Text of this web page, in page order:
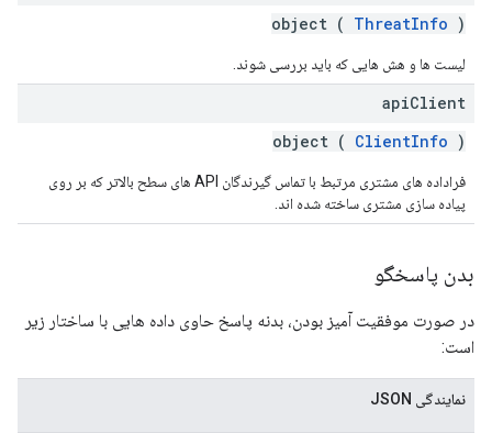
object ( ThreatInfo )
لیست ها و هش هایی که باید بررسی شوند.
apiClient
object ( ClientInfo )
فراداده های مشتری مرتبط با تماس گیرندگان API های سطح بالاتر که بر روی
پیاده سازی مشتری ساخته شده اند.
بدن پاسخگو
در صورت موفقیت آمیز بودن، بدنه پاسخ حاوی داده هایی با ساختار زیر
است:
نمایندگی JSON